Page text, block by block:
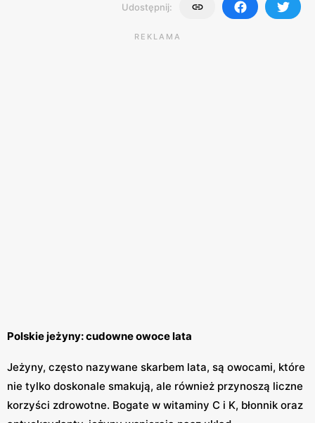
Udostępnij:
REKLAMA
Polskie jeżyny: cudowne owoce lata
Jeżyny, często nazywane skarbem lata, są owocami, które
nie tylko doskonale smakują, ale również przynoszą liczne
korzyści zdrowotne. Bogate w witaminy C i K, błonnik oraz